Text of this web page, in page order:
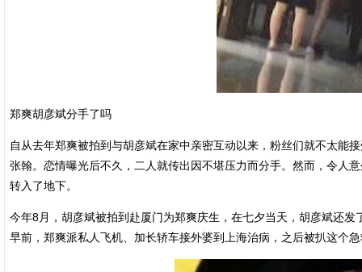
郑爽胡彦斌分手了吗
自从去年郑爽被拍到与胡彦斌在家中亲密互动以来，粉丝们就不太能
张翰。恋情曝光后不久，二人就传出因不堪压力而分手。然而，令人
转入了地下。
今年8月，胡彦斌被拍到赴厦门为郑爽庆生，在七夕当天，胡彦斌还发
早前，郑爽派私人飞机、加长轿车接外婆到上海治病，之后被扒这个